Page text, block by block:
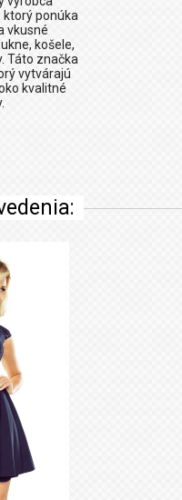
ktorý ponúka
vkusné
košele,
Táto značka
vytvárajú
kvalitné